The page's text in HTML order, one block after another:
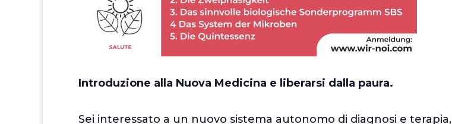
Introduzione alla Nuova Medicina e liberarsi dalla paura.
Sei interessato a un nuovo sistema autonomo di diagnosi e terapia,